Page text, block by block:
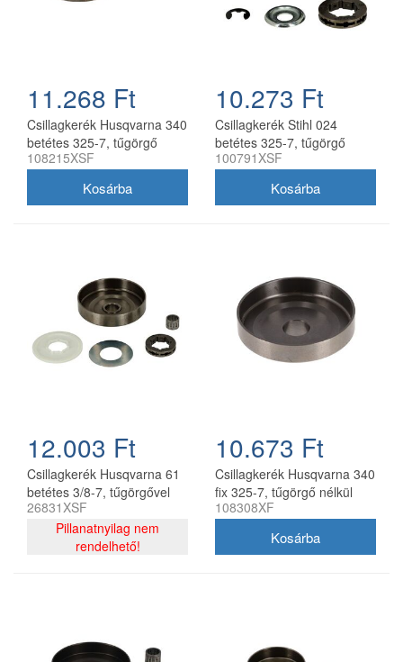
11.268 Ft
Csillagkerék Husqvarna 340
betétes 325-7, tűgörgő
nélkül oregon utángyártott
108215XSF
10.273 Ft
Csillagkerék Stihl 024
betétes 325-7, tűgörgő
nélkül oregon utángyártott
100791XSF
12.003 Ft
Csillagkerék Husqvarna 61
betétes 3/8-7, tűgörgővel
oregon utángyártott
26831XSF
Pillanatnyilag nem
rendelhető!
10.673 Ft
Csillagkerék Husqvarna 340
fix 325-7, tűgörgő nélkül
oregon utángyártott
108308XF